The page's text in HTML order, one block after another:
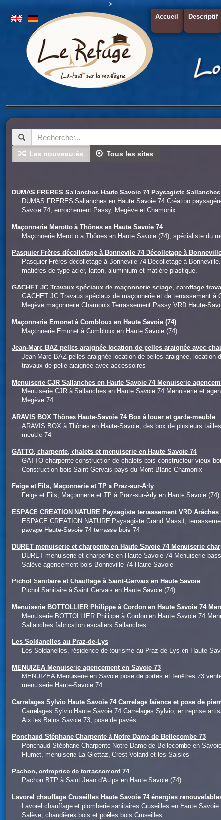
>
Accueil
Descriptif
Les nouveautés Tous les sites
DUMAS FRERES Sallanches Haute Savoie 74 Paysagiste
DUMAS FRERES Sallanches en Haute Savoie 74 Création
Savoie 74, enrochement Passy, Megève et Chamonix
Maçonnerie Merotto à Thônes en Haute Savoie 74
Maçonnerie Merotto a Thônes en Haute Savoie (74), spécialiste du
Pasquier Frères décolletage à Bonnevile 74 Décolletage à
Pasquier Frères décolletage à Bonnevile 74 Décolletage à
matières de type acier, laiton, aluminium et matière plastique.
GACHET JC Travaux spéciaux de maçonnerie sciage, carottage
GACHET JC Travaux spéciaux de maçonnerie et de terrassement
Megève maçonnerie Chamonix Terrassement Passy VRD Haute-
Maçonnerie Emonet à Combloux en Haute Savoie (74)
Maçonnerie Emonet à Combloux en Haute Savoie (74)
Jean-Marc BAZ pelles araignée location de pelles araignée avec
Jean-Marc BAZ pelles araignée location de pelles araignée,
travaux de pelle araignée avec accessoires
Menuiserie CJR Sallanches en Haute Savoie 74 Menuiserie
Menuiserie CJR à Sallanches en Haute Savoie 74 Menuiserie et
Megève 74
ARAVIS BOX Thônes Haute-Savoie 74 Box à louer et garde-meuble
ARAVIS BOX à Thônes en Haute-Savoie, des box de plusieurs
meuble 74
GATTO, charpente, chalets et menuiserie en Haute Savoie 74
GATTO charpente construction de chalets bois constructeur vieux
Construction bois Saint-Gervais pays du Mont-Blanc Chamonix
Feige et Fils, Maçonnerie et TP à Praz-sur-Arly
Feige et Fils, Maçonnerie et TP à Praz-sur-Arly en Haute Savoie (74)
ESPACE CREATION NATURE Paysagiste terrassement VRD
ESPACE CREATION NATURE Paysagiste Grand Massif,
pavage Haute-Savoie 74 terrasse bois 74
DURET menuiserie et charpente en Haute Savoie 74 Menuiserie
DURET menuiserie et charpente en Haute Savoie 74 Menuiserie
Salève agencement bois Bonneville 74 Haute-Savoie
Pichol Sanitaire et Chauffage à Saint-Gervais en Haute Savoie
Pichol Sanitaire à Saint Gervais en Haute Savoie (74)
Menuiserie BOTTOLLIER Philippe à Cordon en Haute Savoie 74
Menuiserie BOTTOLLIER Philippe à Cordon en Haute Savoie 74
Sallanches fabrication escaliers Sallanches
Les Soldanelles au Praz-de-Lys
Les Soldanelles, résidence de tourisme au Praz de Lys en Haute
MENUIZEA Menuiserie agencement en Savoie 73
MENUIZEA Menuiserie en Savoie pose de portes et fenêtres 73
menuiserie Haute-Savoie 74
Carrelages Sylvio Haute Savoie 74 Carrelage faîence et pose de
Carrelages Sylvio Haute Savoie 74 Carrelages Sylvio, entreprise
Aix les Bains Savoie 73, pose de pavés
Ponchaud Stéphane Charpente à Notre Dame de Bellecombe 73
Ponchaud Stéphane Charpente Notre Dame de Bellecombe en
Flumet, menuiserie La Giettaz, Crest Voland et les Saisies
Pachon, entreprise de terrassement 74
Pachon BTP à Saint Jean d'Aulps en Haute Savoie (74)
Lavorel chauffage Cruseilles Haute Savoie 74 énergies
Lavorel chauffage et plomberie sanitaires Cruseilles en Haute
Salève, chaudières bois et poêles bois Cruseilles